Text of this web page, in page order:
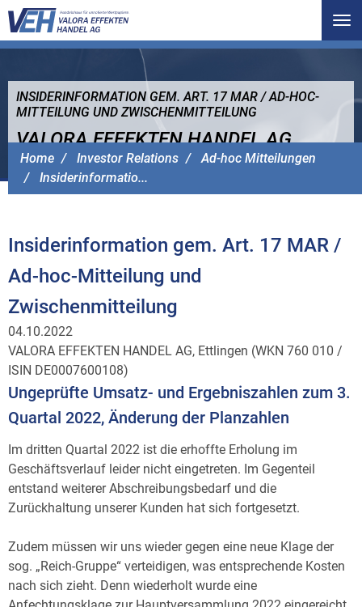
Home Investor Relations
Ad-hoc Mitteilungen
Insiderinformatio...
INSIDERINFORMATION GEM. ART. 17 MAR / AD-HOC-
MITTEILUNG UND ZWISCHENMITTEILUNG
VALORA EFFEKTEN HANDEL AG
Insiderinformation gem. Art. 17 MAR /
Ad-hoc-Mitteilung und
Zwischenmitteilung
04.10.2022
VALORA EFFEKTEN HANDEL AG, Ettlingen (WKN 760 010 /
ISIN DE0007600108)
Ungeprüfte Umsatz- und Ergebniszahlen zum 3.
Quartal 2022, Änderung der Planzahlen
Im dritten Quartal 2022 ist die erhoffte Erholung im
Geschäftsverlauf leider nicht eingetreten. Im Gegenteil
entstand weiterer Abschreibungsbedarf und die
Zurückhaltung unserer Kunden hat sich fortgesetzt.
Zudem müssen wir uns wieder gegen eine neue Klage der
sog. „Reich-Gruppe“ verteidigen, was entsprechende Kosten
nach sich zieht. Denn wiederholt wurde eine